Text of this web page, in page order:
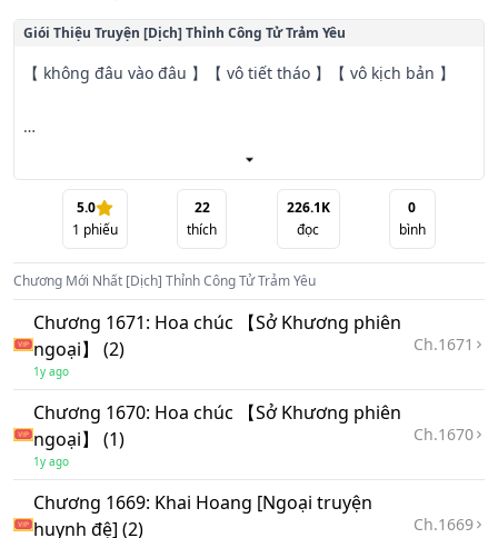
Giói Thiệu Truyện [Dịch] Thỉnh Công Tử Trảm Yêu
【 không đâu vào đâu 】【 vô tiết tháo 】【 vô kịch bản 】
Văn án
Thiên địa rộng lớn, chín tầng trời, mười lớp đất…
Phồn hoa như gấm, nhàn nhã tu luyện.
Khi Sở Lương mở mắt ra đã phát hiện mình trở thành một
tên đệ tử của
5.0
1 phiếu
22
thích
226.1K
đọc
0
bình
Chương Mới Nhất [Dịch] Thỉnh Công Tử Trảm Yêu
Chương 1671: Hoa chúc 【Sở Khương phiên
ngoại】 (2)
1y ago
Ch.1671
Chương 1670: Hoa chúc 【Sở Khương phiên
ngoại】 (1)
1y ago
Ch.1670
Chương 1669: Khai Hoang [Ngoại truyện
huynh đệ] (2)
Ch.1669